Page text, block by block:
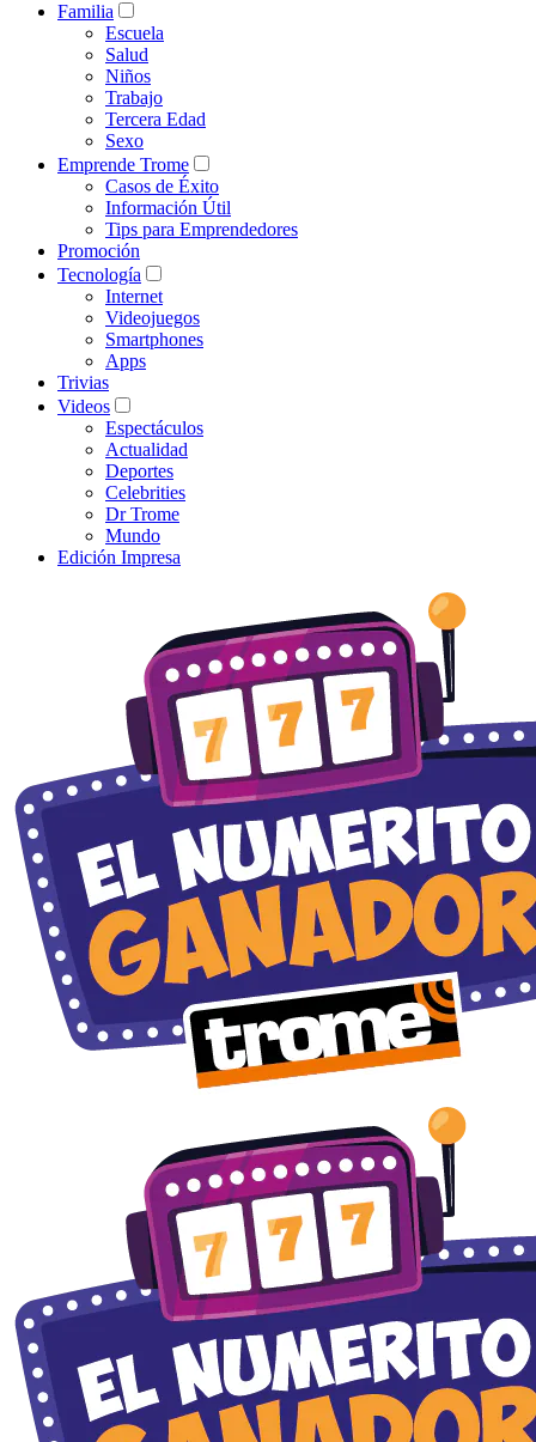
Familia
Escuela
Salud
Niños
Trabajo
Tercera Edad
Sexo
Emprende Trome
Casos de Éxito
Información Útil
Tips para Emprendedores
Promoción
Tecnología
Internet
Videojuegos
Smartphones
Apps
Trivias
Videos
Espectáculos
Actualidad
Deportes
Celebrities
Dr Trome
Mundo
Edición Impresa